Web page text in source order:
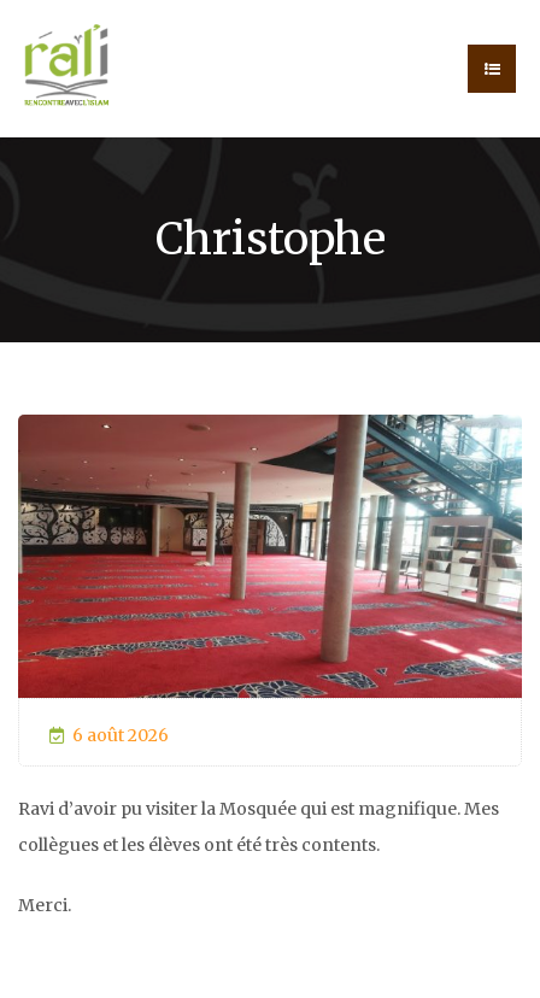
Christophe
6 août 2026
Ravi d’avoir pu visiter la Mosquée qui est magnifique. Mes
collègues et les élèves ont été très contents.
Merci.